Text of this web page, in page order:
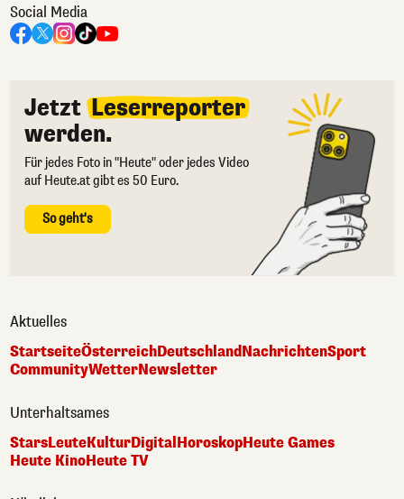
Social Media
Jetzt Leserreporter
werden.
Für jedes Foto in "Heute" oder jedes Video
auf Heute.at gibt es 50 Euro.
So geht's
Aktuelles
StartseiteÖsterreichDeutschlandNachrichtenSport
CommunityWetterNewsletter
Unterhaltsames
StarsLeuteKulturDigital HoroskopHeute Games
Heute KinoHeute TV